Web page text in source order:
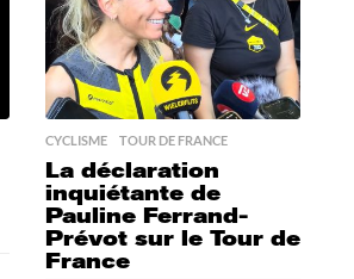
CYCLISME ,TOUR DE FRANCE
La déclaration
inquiétante de
Pauline Ferrand-
Prévot sur le Tour de
France